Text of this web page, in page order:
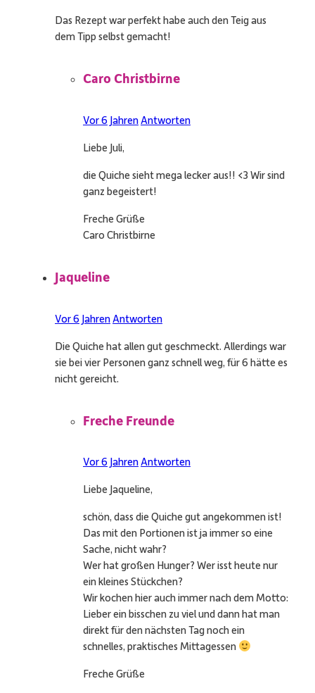
Das Rezept war perfekt habe auch den Teig aus
dem Tipp selbst gemacht!
Caro Christbirne
Vor 6 Jahren Antworten
Liebe Juli,
die Quiche sieht mega lecker aus!! <3 Wir sind
ganz begeistert!
Freche Grüße
Caro Christbirne
Jaqueline
Vor 6 Jahren Antworten
Die Quiche hat allen gut geschmeckt. Allerdings war
sie bei vier Personen ganz schnell weg, für 6 hätte es
nicht gereicht.
Freche Freunde
Vor 6 JahrenAntworten
Liebe Jaqueline,
schön, dass die Quiche gut angekommen ist!
Das mit den Portionen ist ja immer so eine
Sache, nicht wahr?
Wer hat großen Hunger? Wer isst heute nur
ein kleines Stückchen?
Wir kochen hier auch immer nach dem Motto:
Lieber ein bisschen zu viel und dann hat man
direkt für den nächsten Tag noch ein
schnelles, praktisches Mittagessen
Freche Grüße